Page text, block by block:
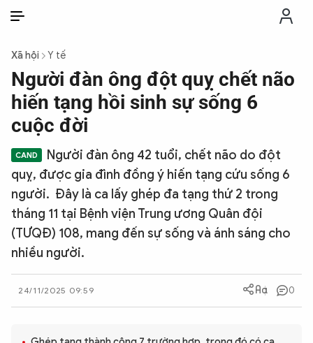
THỜI SỰ
CHỐNG DIỄN BIẾN HÒA BÌNH
CÔNG AN TRONG LÒNG DÂN
XÃ HỘI
PHÁP LUẬT
CÔNG NGHỆ
Xã hội Y tế
Người đàn ông đột quỵ chết não
hiến tạng hồi sinh sự sống 6
cuộc đời
Người đàn ông 42 tuổi, chết não do đột
quỵ, được gia đình đồng ý hiến tạng cứu sống 6
người. Đây là ca lấy ghép đa tạng thứ 2 trong
tháng 11 tại Bệnh viện Trung ương Quân đội
(TƯQĐ) 108, mang đến sự sống và ánh sáng cho
nhiều người.
24/11/2025 09:59 0